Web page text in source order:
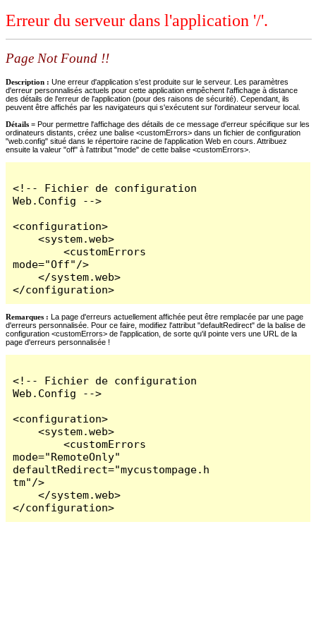
Erreur du serveur dans l'application '/'.
Page Not Found !!
Description : Une erreur d'application s'est produite sur le serveur. Les paramètres
d'erreur personnalisés actuels pour cette application empêchent l'affichage à distance
des détails de l'erreur de l'application (pour des raisons de sécurité). Cependant, ils
peuvent être affichés par les navigateurs qui s'exécutent sur l'ordinateur serveur local.
Détails = Pour permettre l'affichage des détails de ce message d'erreur spécifique sur les
ordinateurs distants, créez une balise <customErrors> dans un fichier de configuration
"web.config" situé dans le répertoire racine de l'application Web en cours. Attribuez
ensuite la valeur "off" à l'attribut "mode" de cette balise <customErrors>.
<!-- Fichier de configuration
Web.Config -->
<configuration>
    <system.web>
        <customErrors
mode="Off"/>
    </system.web>
</configuration>
Remarques : La page d'erreurs actuellement affichée peut être remplacée par une page
d'erreurs personnalisée. Pour ce faire, modifiez l'attribut "defaultRedirect" de la balise de
configuration <customErrors> de l'application, de sorte qu'il pointe vers une URL de la
page d'erreurs personnalisée !
<!-- Fichier de configuration
Web.Config -->
<configuration>
    <system.web>
        <customErrors
mode="RemoteOnly"
defaultRedirect="mycustompage.h
tm"/>
    </system.web>
</configuration>